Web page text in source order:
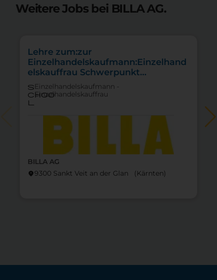
Weitere Jobs bei BILLA AG.
BILLA AG
location_on9300 Sankt Veit an der Glan (Kärnten)
Lehre zum:zur
Einzelhandelskaufmann:Einzelhand
elskauffrau Schwerpunkt
Lebensmittel
s
choo
l
Einzelhandelskaufmann -
Einzelhandelskauffrau